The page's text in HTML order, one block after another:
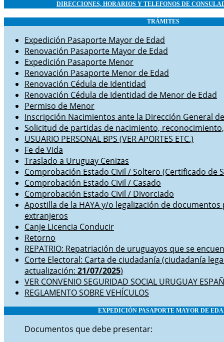
DIRECCIONES, HORARIOS Y TELEFONOS DE
TRÁMITES
Expedición Pasaporte Mayor de Edad
Renovación Pasaporte Mayor de Edad
Expedición Pasaporte Menor
Renovación Pasaporte Menor de Edad
Renovación Cédula de Identidad
Renovación Cédula de Identidad de Menor de Edad
Permiso de Menor
Inscripción Nacimientos ante la Dirección General
Solicitud de partidas de nacimiento,
USUARIO PERSONAL BPS (VER APORTES ETC.)
Fe de Vida
Traslado a Uruguay Cenizas
Comprobación Estado Civil / Soltero (Certificado de
Comprobación Estado Civil / Casado
Comprobación Estado Civil / Divorciado
Apostilla de la HAYA y/o legalización de
extranjeros
Canje Licencia Conducir
Retorno
REPATRIO: Repatriación de uruguayos que se
Corte Electoral: Carta de ciudadanía (ciudadanía
actualización: 21/07/2025)
VER CONVENIO SEGURIDAD SOCIAL URUGUAY
REGLAMENTO SOBRE VEHÍCULOS
EXPEDICIÓN PASAPORTE MAYOR DE
Documentos que debe presentar: